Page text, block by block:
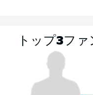
トップ3フ